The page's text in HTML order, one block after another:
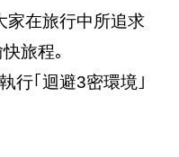
家在旅行中所追求
旅程｡
行｢迴避3密環境｣